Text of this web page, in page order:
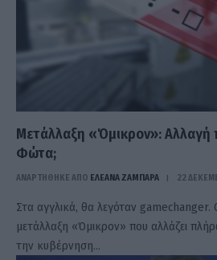
Μετάλλαξη «Όμικρον»: Αλλαγή
Φώτα;
ΑΝΑΡΤΗΘΗΚΕ ΑΠΟ ΕΛΕΑΝΑ ΖΑΜΠΑΡΑ 22
Στα αγγλικά, θα λεγόταν gamechanger.
μετάλλαξη «Όμικρον» που αλλάζει
την κυβέρνηση…